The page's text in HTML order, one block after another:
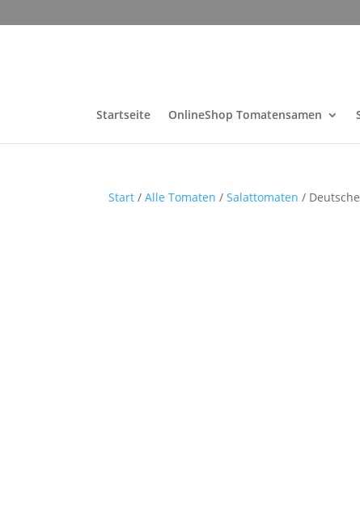
Startseite OnlineShop Tomatensamen
Start /Alle Tomaten /Salattomaten /